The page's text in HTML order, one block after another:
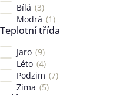
Bílá 3
Modrá
1
Teplotní třída
Jaro 9
Léto 4
Podzim 7
Zima
5